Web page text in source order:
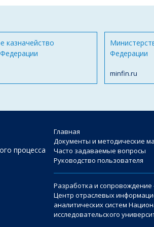
казначейство
Федерации
minfin.ru
процесса
Главная
Документы и методические
Часто задаваемые вопросы
Руководство пользователя
Разработка и сопровождение
Центр отраслевых
аналитических систем
исследовательского